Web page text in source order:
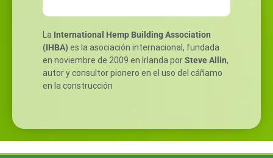
La International Hemp Building Association
(IHBA) es la asociación internacional, fundada
en noviembre de 2009 en Irlanda porSteve Allin,
autor y consultor pionero en el uso del cáñamo
en la construcción